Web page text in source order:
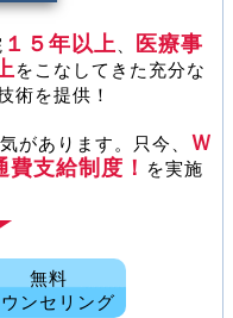
１５年以上
医療事
をこなしてきた充分な
術を提供！
があります。只今、 Ｗ
費支給制度！ を実施
無料
ンセリング